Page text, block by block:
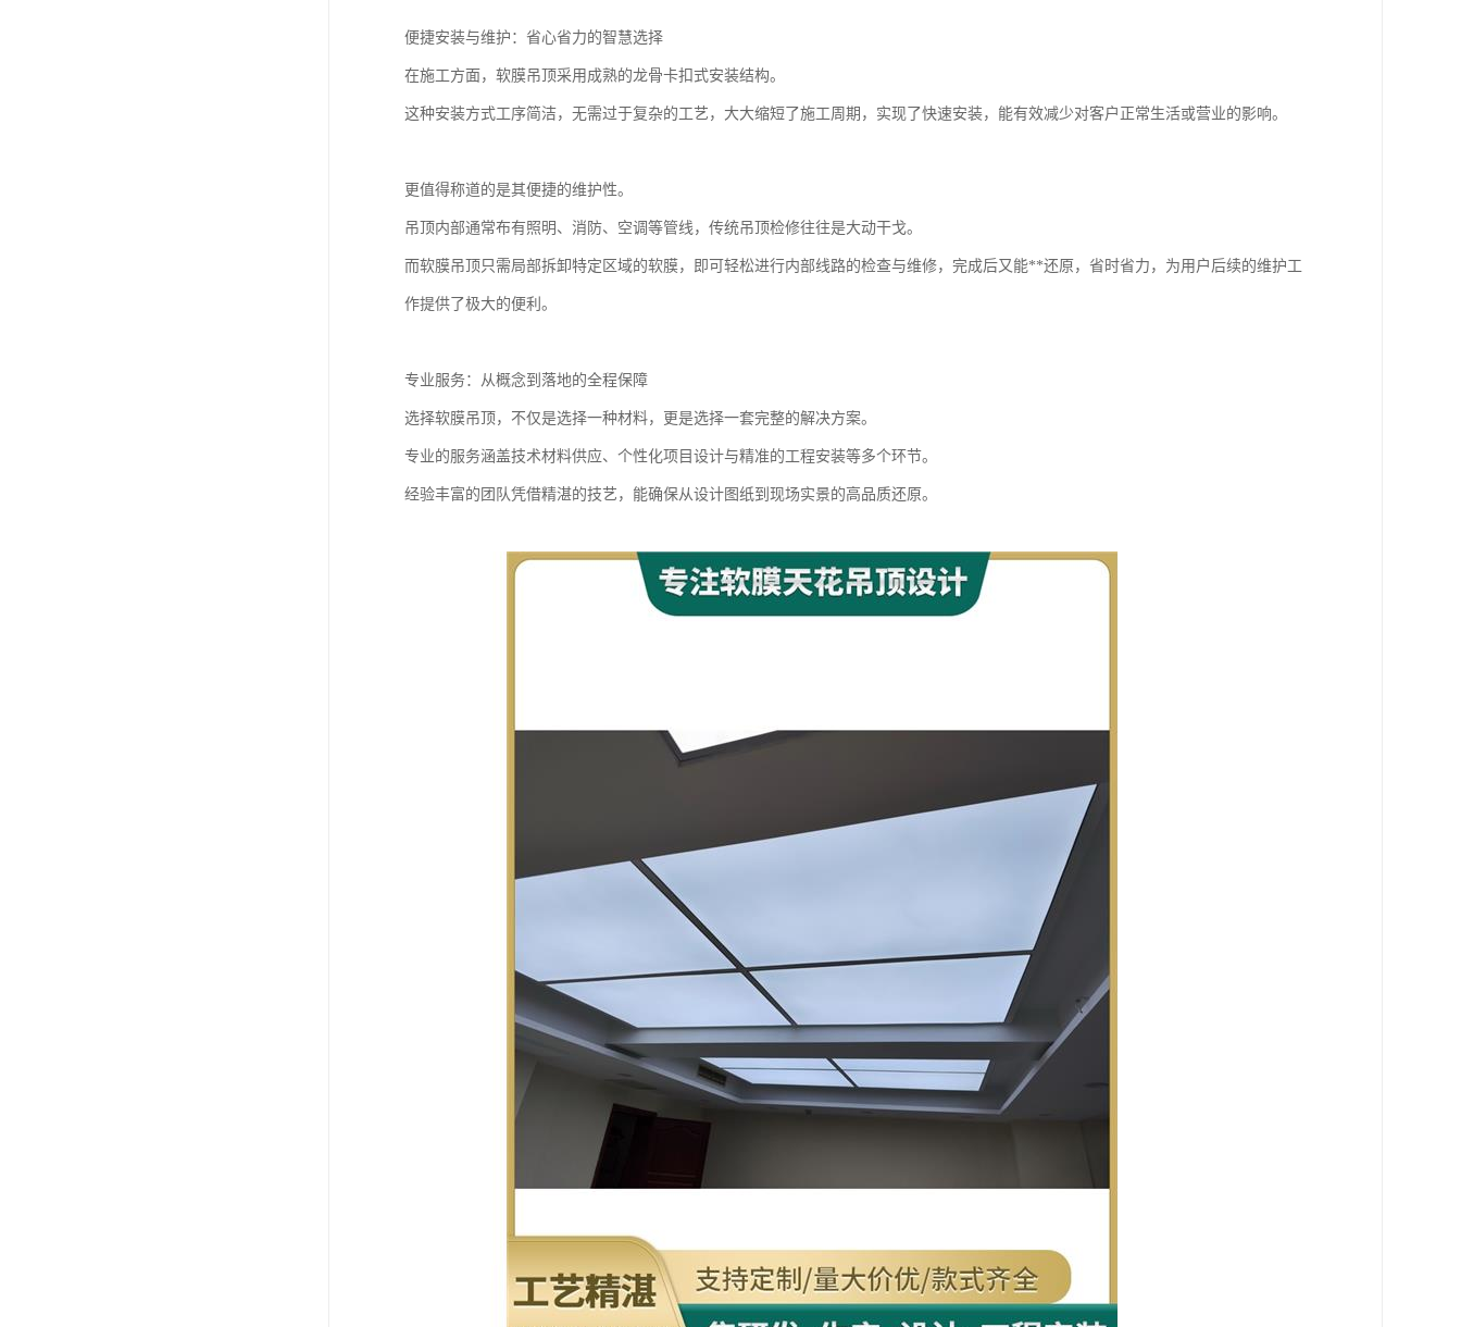
便捷安装与维护：省心省力的智慧选择
在施工方面，软膜吊顶采用成熟的龙骨卡扣式安装结构。
这种安装方式工序简洁，无需过于复杂的工艺，大大缩短了施工周期，实现了快速安装，能有效减少对客户正常生活或营业的影响。
更值得称道的是其便捷的维护性。
吊顶内部通常布有照明、消防、空调等管线，传统吊顶检修往往是大动干戈。
而软膜吊顶只需局部拆卸特定区域的软膜，即可轻松进行内部线路的检查与维修，完成后又能**还原，省时省力，为用户后续的维护工
作提供了极大的便利。
专业服务：从概念到落地的全程保障
选择软膜吊顶，不仅是选择一种材料，更是选择一套完整的解决方案。
专业的服务涵盖技术材料供应、个性化项目设计与精准的工程安装等多个环节。
经验丰富的团队凭借精湛的技艺，能确保从设计图纸到现场实景的高品质还原。